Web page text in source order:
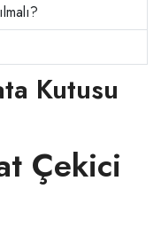
Kutusu
Çekici